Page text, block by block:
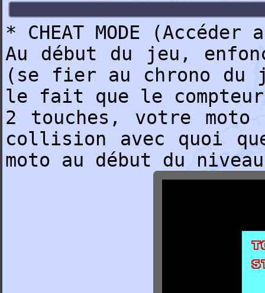
* CHEAT MODE
Au début du jeu,
(se fier au chrono du
le fait que le
2 touches, votre moto
collision avec quoi
moto au début du